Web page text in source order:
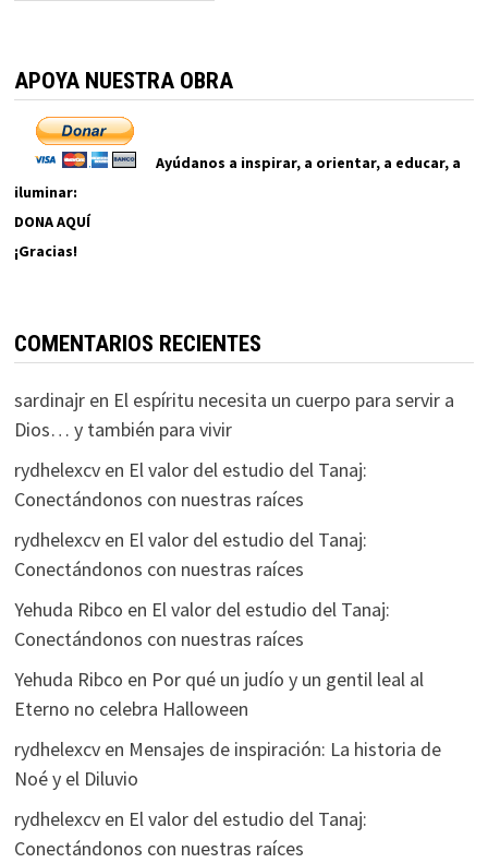
APOYA NUESTRA OBRA
Ayúdanos a inspirar, a orientar, a educar, a
iluminar:
DONA AQUÍ
¡Gracias!
COMENTARIOS RECIENTES
sardinajren El espíritu necesita un cuerpo para servir a
Dios… y también para vivir
rydhelexcven El valor del estudio del Tanaj:
Conectándonos con nuestras raíces
rydhelexcven El valor del estudio del Tanaj:
Conectándonos con nuestras raíces
Yehuda Ribco en El valor del estudio del Tanaj:
Conectándonos con nuestras raíces
Yehuda Ribco en Por qué un judío y un gentil leal al
Eterno no celebra Halloween
rydhelexcven Mensajes de inspiración: La historia de
Noé y el Diluvio
rydhelexcven El valor del estudio del Tanaj:
Conectándonos con nuestras raíces